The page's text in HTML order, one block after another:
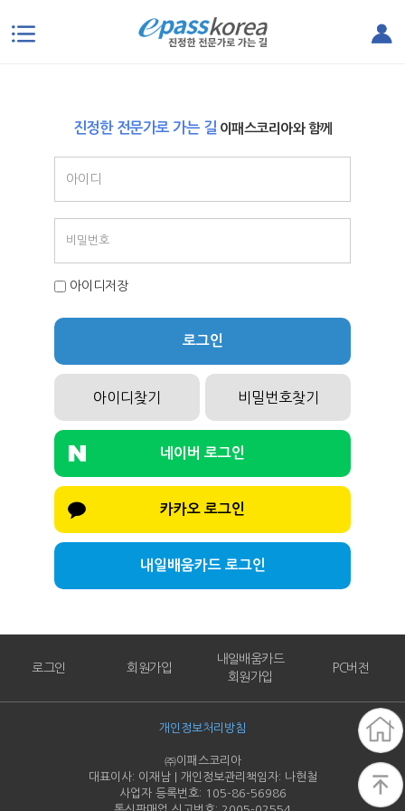
진정한 전문가로 가는 길 이패스코리아와 함께
아이디저장
로그인
아이디찾기 비밀번호찾기
네이버 로그인
카카오 로그인
내일배움카드 로그인
로그인 회원가입
내일배움카드
회원가입
PC버전
개인정보처리방침
㈜이패스코리아
대표이사: 이재남 | 개인정보관리책임자: 나현철
사업자 등록번호: 105-86-56986